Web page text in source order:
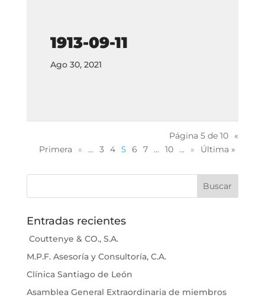
1913-09-11
Ago 30, 2021
Página 5 de 10
«
Primera
« ... 3 4 5 6 7 ... 10 ... » Última »
Entradas recientes
Couttenye & CO., S.A.
M.P.F. Asesoría y Consultoría, C.A.
Clínica Santiago de León
Asamblea General Extraordinaria de miembros